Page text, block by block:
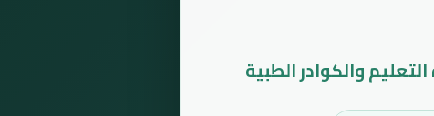
والكوادر الطبية